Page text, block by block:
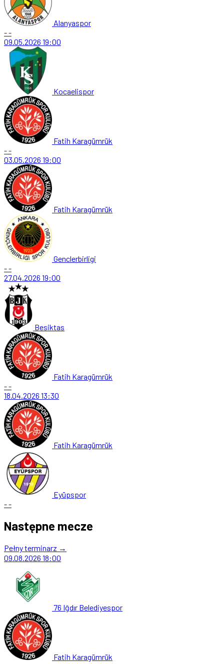
Alanyaspor
--
09.05.2026 19:00
Kocaelispor
Fatih Karagümrük
--
03.05.2026 19:00
Fatih Karagümrük
Genclerbirligi
--
27.04.2026 19:00
Besiktas
Fatih Karagümrük
--
18.04.2026 13:30
Fatih Karagümrük
Eyüpspor
--
Następne mecze
Pełny terminarz →
09.08.2026 18:00
76 Iğdır Belediyespor
Fatih Karagümrük